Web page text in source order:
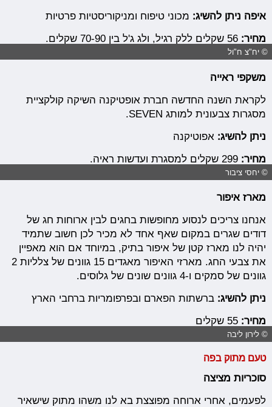
איפה ניתן להשיג: מכוני טיפוח ומניקוריסטיות פרטיות
מחיר:56 שקלים ללק רגיל, ולג ג'ל בין 70-90 שקלים.
© יח"צ ח"ול
משקפי ראייה
לקראת השנה החדשה חברת אופטיקנה השיקה קולקציית
מסגרות צבעונית למותג SEVEN.
ניתן להשיג: אפוטיקנה
מחיר: 299 שקלים למסגרת ועדשות ראיה.
© יחסי ציבור
מארז איפור
אנחנו צריכים לנסוע מחופשות בחגים לבין ארוחות חג של
דודים שגרים במקום שאף אחד לא מכיר לכן חשוב שתמיד
יהיה לנו מארז קטן של איפור בתיק, במיוחד אם הוא מאפיין
את צבעי החג. מארזי האיפור מאגדים 15 גוונים של צלליות 2
גוונים של סמקים ו-4 גוונים שונים של גלוסים.
ניתן להשיג: ברשתות הפארם ובפרפומריות ברחבי הארץ
מחיר:55 שקלים
© לירון ליבה
טעם מתוק בפה
סוכריות מציצה
לפעמים, אחרי ארוחה מפוצצת בא לנו משהו מתוק שישאיר